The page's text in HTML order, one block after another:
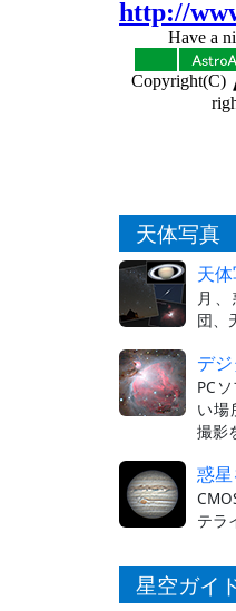
天体写真
天
月
団、
デ
PC
い場
撮影
惑
テラ
星空ガイ